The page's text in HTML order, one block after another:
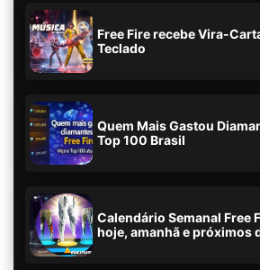
Free Fire recebe Vira-
Teclado
Quem Mais Gastou
Top 100 Brasil
Calendário Semanal Free
hoje, amanhã e próximos